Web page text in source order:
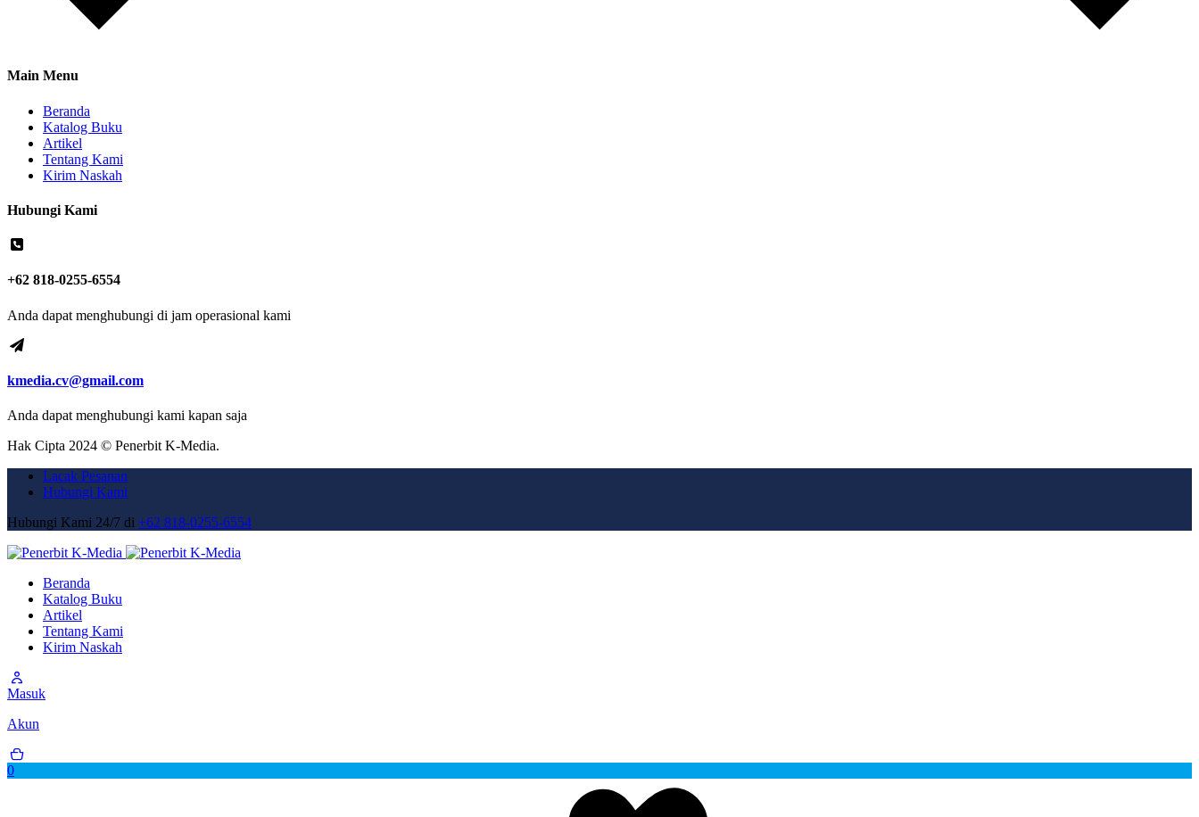
Main Menu
Beranda
Katalog Buku
Artikel
Tentang Kami
Kirim Naskah
Hubungi Kami
+62 818-0255-6554
Anda dapat menghubungi di jam operasional kami
kmedia.cv@gmail.com
Anda dapat menghubungi kami kapan saja
Hak Cipta 2024 © Penerbit K-Media.
Lacak Pesanan
Hubungi Kami
Hubungi Kami 24/7 di +62 818-0255-6554
Beranda
Katalog Buku
Artikel
Tentang Kami
Kirim Naskah
Masuk
Akun
0